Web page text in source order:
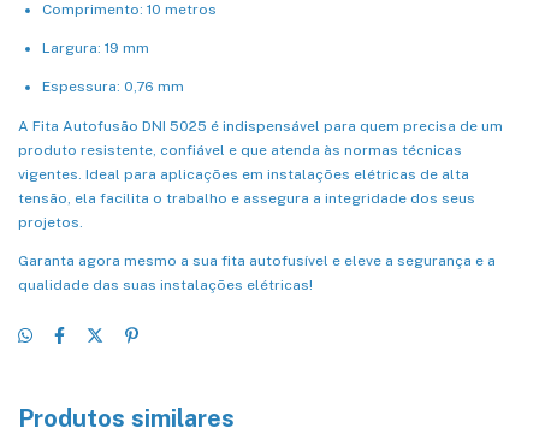
Comprimento: 10 metros
Largura: 19 mm
Espessura: 0,76 mm
A Fita Autofusão DNI 5025 é indispensável para quem precisa de um
produto resistente, confiável e que atenda às normas técnicas
vigentes. Ideal para aplicações em instalações elétricas de alta
tensão, ela facilita o trabalho e assegura a integridade dos seus
projetos.
Garanta agora mesmo a sua fita autofusível e eleve a segurança e a
qualidade das suas instalações elétricas!
Produtos similares